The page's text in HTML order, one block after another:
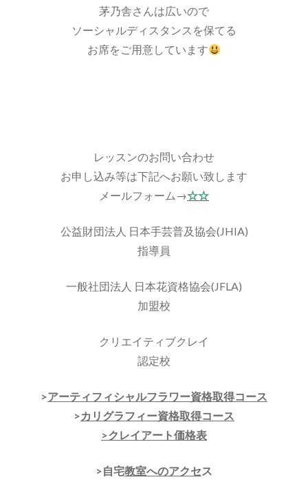
茅乃舎さんは広いので
ソーシャルディスタンスを保てる
お席をご用意しています
レッスンのお問い合わせ
お申し込み等は下記へお願い致します
メールフォーム→☆☆
公益財団法人 日本手芸普及協会(JHIA)
指導員
一般社団法人 日本花資格協会(JFLA)
加盟校
クリエイティブクレイ
認定校
>アーティフィシャルフラワー資格取得コース
>カリグラフィー資格取得コース
>クレイアート価格表
>自宅教室へのアクセス